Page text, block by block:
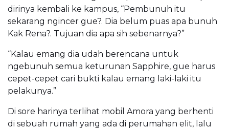
dirinya kembali ke kampus, “Pembunuh itu
sekarang ngincer gue?. Dia belum puas apa bunuh
Kak Rena?. Tujuan dia apa sih sebenarnya?”
“Kalau emang dia udah berencana untuk
ngebunuh semua keturunan Sapphire, gue harus
cepet-cepet cari bukti kalau emang laki-laki itu
pelakunya.”
Di sore harinya terlihat mobil Amora yang berhenti
di sebuah rumah yang ada di perumahan elit, lalu